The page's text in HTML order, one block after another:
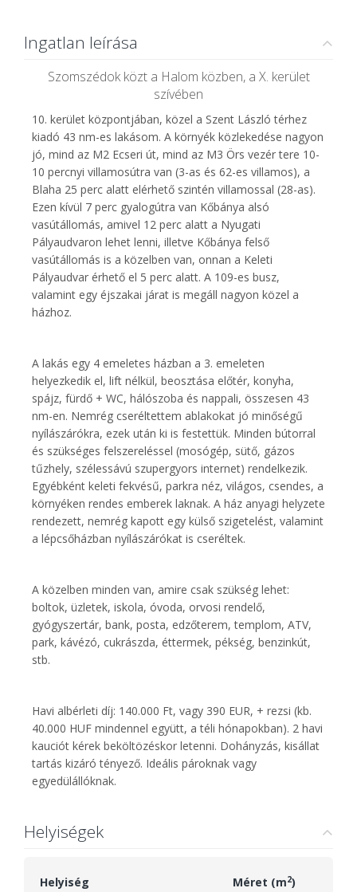
Ingatlan leírása
Szomszédok közt a Halom közben, a X. kerület
szívében
10. kerület központjában, közel a Szent László térhez
kiadó 43 nm-es lakásom. A környék közlekedése nagyon
jó, mind az M2 Ecseri út, mind az M3 Örs vezér tere 10-
10 percnyi villamosútra van (3-as és 62-es villamos), a
Blaha 25 perc alatt elérhető szintén villamossal (28-as).
Ezen kívül 7 perc gyalogútra van Kőbánya alsó
vasútállomás, amivel 12 perc alatt a Nyugati
Pályaudvaron lehet lenni, illetve Kőbánya felső
vasútállomás is a közelben van, onnan a Keleti
Pályaudvar érhető el 5 perc alatt. A 109-es busz,
valamint egy éjszakai járat is megáll nagyon közel a
házhoz.
A lakás egy 4 emeletes házban a 3. emeleten
helyezkedik el, lift nélkül, beosztása előtér, konyha,
spájz, fürdő + WC, hálószoba és nappali, összesen 43
nm-en. Nemrég cseréltettem ablakokat jó minőségű
nyílászárókra, ezek után ki is festettük. Minden bútorral
és szükséges felszereléssel (mosógép, sütő, gázos
tűzhely, szélessávú szupergyors internet) rendelkezik.
Egyébként keleti fekvésű, parkra néz, világos, csendes, a
környéken rendes emberek laknak. A ház anyagi helyzete
rendezett, nemrég kapott egy külső szigetelést, valamint
a lépcsőházban nyílászárókat is cseréltek.
A közelben minden van, amire csak szükség lehet:
boltok, üzletek, iskola, óvoda, orvosi rendelő,
gyógyszertár, bank, posta, edzőterem, templom, ATV,
park, kávézó, cukrászda, éttermek, pékség, benzinkút,
stb.
Havi albérleti díj: 140.000 Ft, vagy 390 EUR, + rezsi (kb.
40.000 HUF mindennel együtt, a téli hónapokban). 2 havi
kauciót kérek beköltözéskor letenni. Dohányzás, kisállat
tartás kizáró tényező. Ideális pároknak vagy
egyedülállóknak.
Helyiségek
Helyiség Méret (m2)